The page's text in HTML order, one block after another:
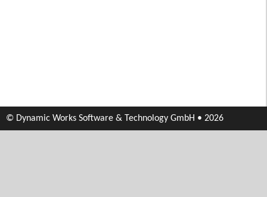
© Dynamic Works Software & Technology GmbH • 2026